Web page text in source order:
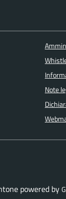
Note
powered by